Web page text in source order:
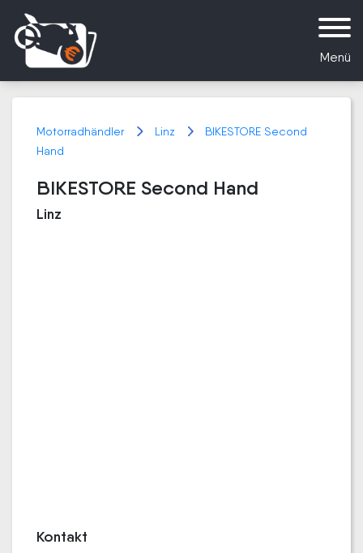
Menü
Motorradhändler Linz
BIKESTORE Second
Hand
BIKESTORE Second Hand
Linz
Kontakt